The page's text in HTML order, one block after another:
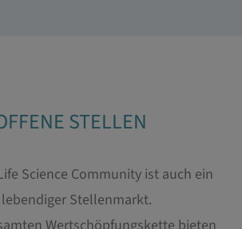
STELLEN
Science Community ist auch ein
Stellenmarkt.